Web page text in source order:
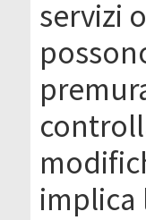
servizi
implica